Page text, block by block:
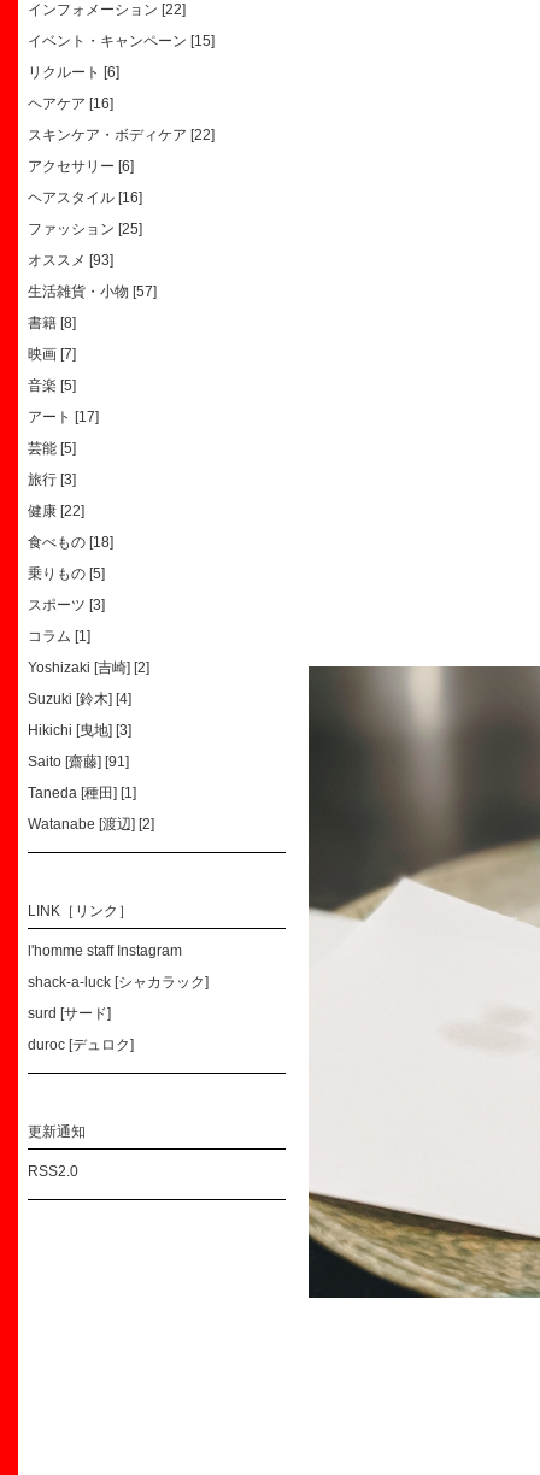
インフォメーション [22]
イベント・キャンペーン [15]
リクルート [6]
ヘアケア [16]
スキンケア・ボディケア [22]
アクセサリー [6]
ヘアスタイル [16]
ファッション [25]
オススメ [93]
生活雑貨・小物 [57]
書籍 [8]
映画 [7]
音楽 [5]
アート [17]
芸能 [5]
旅行 [3]
健康 [22]
食べもの [18]
乗りもの [5]
スポーツ [3]
コラム [1]
Yoshizaki [吉崎] [2]
Suzuki [鈴木] [4]
Hikichi [曳地] [3]
Saito [齋藤] [91]
Taneda [種田] [1]
Watanabe [渡辺] [2]
LINK［リンク］
l'homme staff Instagram
shack-a-luck [シャカラック]
surd [サード]
duroc [デュロク]
更新通知
RSS2.0